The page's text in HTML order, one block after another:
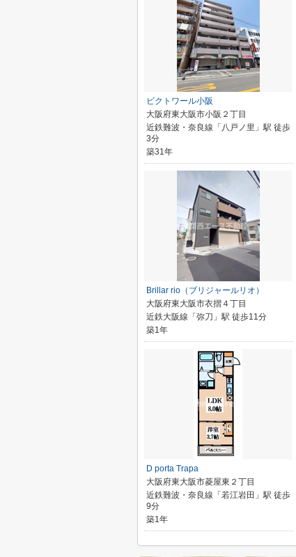
ビクトワール小阪
大阪府東大阪市小阪２丁目
近鉄難波・奈良線「八戸ノ里」駅 徒歩
3分
築31年
Brillar rio（ブリジャールリオ）
大阪府東大阪市衣摺４丁目
近鉄大阪線「弥刀」駅 徒歩11分
築1年
D porta Trapa
大阪府東大阪市菱屋東２丁目
近鉄難波・奈良線「若江岩田」駅 徒歩
9分
築1年